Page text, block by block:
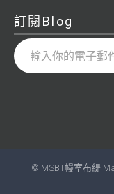
訂閱Blog
輸入你的電子郵件地址…
© MSBT幔室布緹